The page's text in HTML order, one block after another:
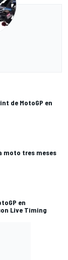
de MotoGP en
moto tres meses
en
Live Timing